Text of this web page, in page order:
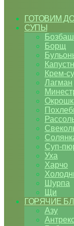
ГОТОВИМ
СУПЫ
Бозбаш
Борщ
Крем-
Лагман
Суп-
Уха
Харчо
Шурпа
Щи
ГОРЯЧИЕ
Азу